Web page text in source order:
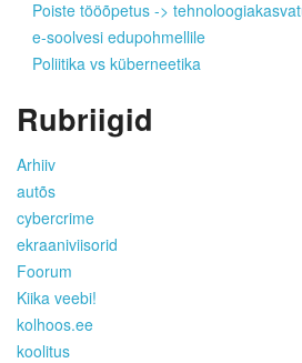
Poiste tööõpetus ->
e-soolvesi edupohmellile
Poliitika vs küberneetika
Rubriigid
Arhiiv
autõs
cybercrime
ekraaniviisorid
Foorum
Kiika veebi!
kolhoos.ee
koolitus